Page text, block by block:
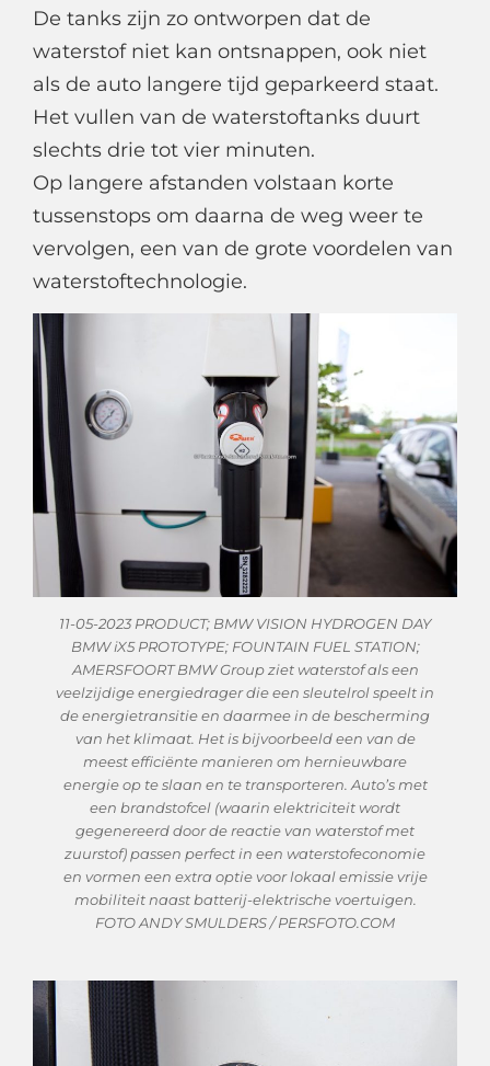
De tanks zijn zo ontworpen dat de
waterstof niet kan ontsnappen, ook niet
als de auto langere tijd geparkeerd staat.
Het vullen van de waterstoftanks duurt
slechts drie tot vier minuten.
Op langere afstanden volstaan korte
tussenstops om daarna de weg weer te
vervolgen, een van de grote voordelen van
waterstoftechnologie.
11-05-2023 PRODUCT; BMW VISION HYDROGEN DAY
BMW iX5 PROTOTYPE; FOUNTAIN FUEL STATION;
AMERSFOORT BMW Group ziet waterstof als een
veelzijdige energiedrager die een sleutelrol speelt in
de energietransitie en daarmee in de bescherming
van het klimaat. Het is bijvoorbeeld een van de
meest efficiënte manieren om hernieuwbare
energie op te slaan en te transporteren. Auto’s met
een brandstofcel (waarin elektriciteit wordt
gegenereerd door de reactie van waterstof met
zuurstof) passen perfect in een waterstofeconomie
en vormen een extra optie voor lokaal emissie vrije
mobiliteit naast batterij-elektrische voertuigen.
FOTO ANDY SMULDERS / PERSFOTO.COM